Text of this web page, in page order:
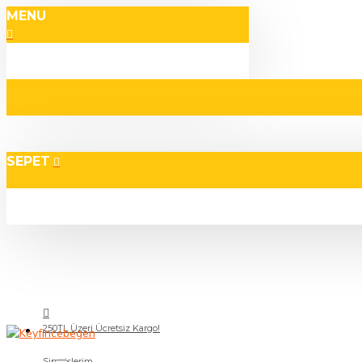
MENU
SEPET
250TL Üzeri Ücretsiz Kargo!